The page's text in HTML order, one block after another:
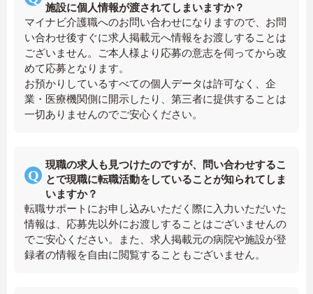
施設に個人情報が渡されてしまいますか？
マイナビ介護職へのお問い合わせになりますので、お問
い合わせ後すぐに求人掲載元へ情報をお渡しすることは
ございません。ご本人様より応募の意志を伺ってから改
めて応募となります。
お預かりしているすべての個人データは許可なく、企
業・医療機関側に開示したり、第三者に提供することは
一切ありませんのでご安心ください。
現職の求人も見つけたのですが、問い合わせするこ
とで現職に転職活動をしていることが知られてしま
いますか？
転職サポートにお申し込みいただく際に入力いただいた
情報は、応募先以外にお渡しすることはございませんの
でご安心ください。また、求人掲載元の病院や施設が登
録者の情報を自由に閲覧することもございません。